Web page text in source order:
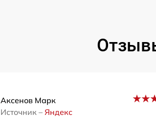
Аксенов Марк
Источник – Яндекс